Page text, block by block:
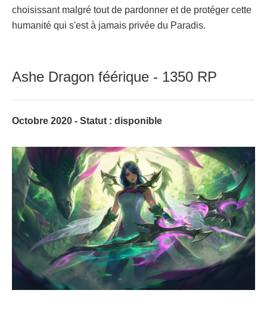
choisissant malgré tout de pardonner et de protéger cette
humanité qui s'est à jamais privée du Paradis.
Ashe Dragon féérique - 1350 RP
Octobre 2020 - Statut : disponible